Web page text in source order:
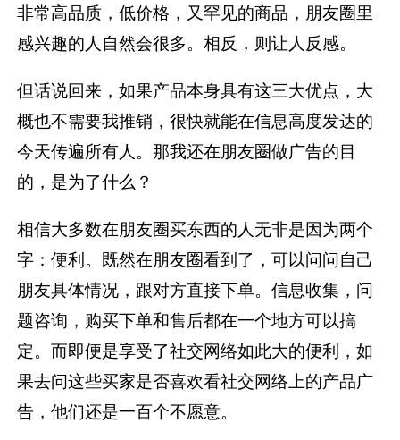
非常高品质，低价格，又罕见的商品，朋友圈里
感兴趣的人自然会很多。相反，则让人反感。
但话说回来，如果产品本身具有这三大优点，大
概也不需要我推销，很快就能在信息高度发达的
今天传遍所有人。那我还在朋友圈做广告的目
的，是为了什么？
相信大多数在朋友圈买东西的人无非是因为两个
字：便利。既然在朋友圈看到了，可以问问自己
朋友具体情况，跟对方直接下单。信息收集，问
题咨询，购买下单和售后都在一个地方可以搞
定。而即便是享受了社交网络如此大的便利，如
果去问这些买家是否喜欢看社交网络上的产品广
告，他们还是一百个不愿意。